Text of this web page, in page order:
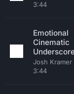
3:44
Emotional
Cinematic
Josh Kramer
3:44